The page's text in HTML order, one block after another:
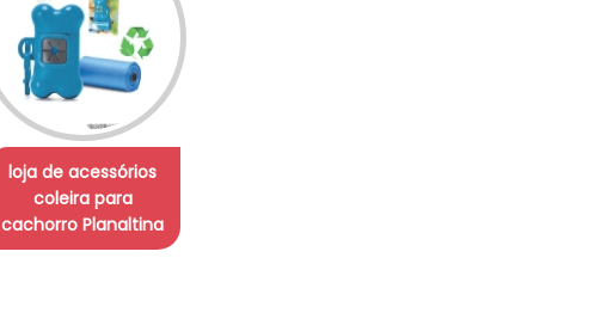
loja de acessórios
coleira para
cachorro Planaltina